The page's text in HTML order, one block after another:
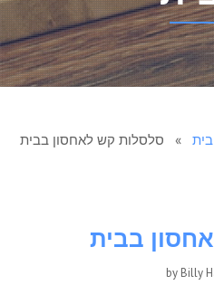
» סלסלות קש לאחסון בבית
בבית
Billy